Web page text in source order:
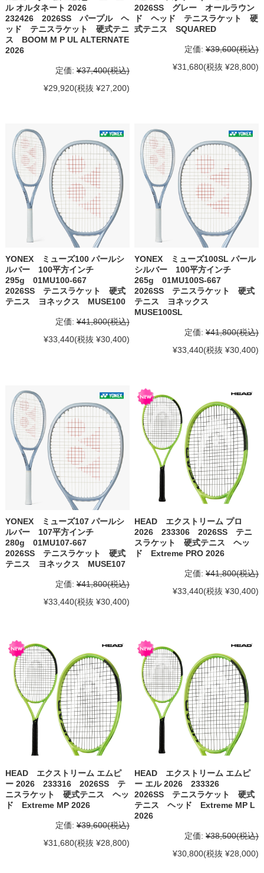
ル オルタネート 2026
232426 2026SS パープル ヘ
ッド テニスラケット 硬式テニ
ス BOOM M P UL ALTERNATE
2026
定価: ¥37,400(税込)
¥29,920(税抜 ¥27,200)
2026SS グレー オールラウン
ド ヘッド テニスラケット 硬
式テニス SQUARED
定価: ¥39,600(税込)
¥31,680(税抜 ¥28,800)
YONEX ミューズ100 パールシ
ルバー 100平方インチ
295g 01MU100-667
2026SS テニスラケット 硬式
テニス ヨネックス MUSE100
定価: ¥41,800(税込)
¥33,440(税抜 ¥30,400)
YONEX ミューズ100SL パール
シルバー 100平方インチ
265g 01MU100S-667
2026SS テニスラケット 硬式
テニス ヨネックス
MUSE100SL
定価: ¥41,800(税込)
¥33,440(税抜 ¥30,400)
YONEX ミューズ107 パールシ
ルバー 107平方インチ
280g 01MU107-667
2026SS テニスラケット 硬式
テニス ヨネックス MUSE107
定価: ¥41,800(税込)
¥33,440(税抜 ¥30,400)
HEAD エクストリーム プロ
2026 233306 2026SS テニ
スラケット 硬式テニス ヘッ
ド Extreme PRO 2026
定価: ¥41,800(税込)
¥33,440(税抜 ¥30,400)
HEAD エクストリーム エムピ
ー 2026 233316 2026SS テ
ニスラケット 硬式テニス ヘッ
ド Extreme MP 2026
定価: ¥39,600(税込)
¥31,680(税抜 ¥28,800)
HEAD エクストリーム エムピ
ー エル 2026 233326
2026SS テニスラケット 硬式
テニス ヘッド Extreme MP L
2026
定価: ¥38,500(税込)
¥30,800(税抜 ¥28,000)